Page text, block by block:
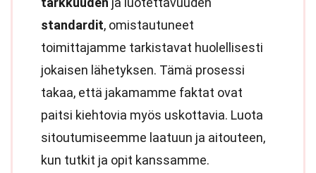
standardit, omistautuneet
toimittajamme tarkistavat huolellisesti
jokaisen lähetyksen. Tämä prosessi
takaa, että jakamamme faktat ovat
paitsi kiehtovia myös uskottavia. Luota
sitoutumiseemme laatuun ja aitouteen,
kun tutkit ja opit kanssamme.